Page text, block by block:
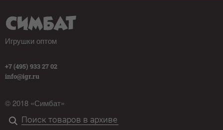
Игрушки оптом
+7 (495) 933 27 02
info@igr.ru
© 2018 «Симбат»